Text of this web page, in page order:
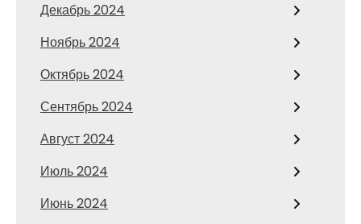
Декабрь 2024
Ноябрь 2024
Октябрь 2024
Сентябрь 2024
Август 2024
Июль 2024
Июнь 2024